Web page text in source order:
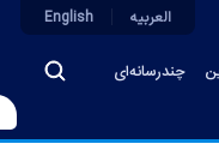
چندرسانه‌ای
العربیه English